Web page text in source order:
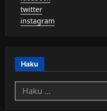
twitter
instagram
Haku
Haku: